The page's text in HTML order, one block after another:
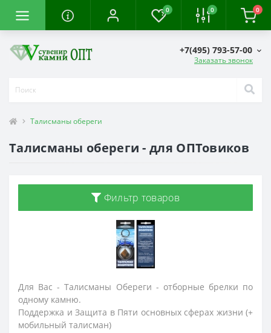
0 0 0
+7(495) 793-57-00
Заказать звонок
Талисманы обереги
Талисманы обереги - для ОПТовиков
Фильтр товаров
Для Вас - Талисманы Обереги - отборные брелки по
одному камню.
Поддержка и Защита в Пяти основных сферах жизни (+
мобильный талисман)